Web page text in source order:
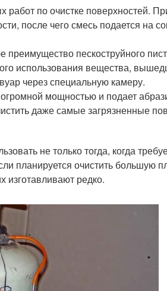
по очистке поверхностей.
после чего смесь подается на
пескоструйного
использования вещества,
через специальную камеру.
мощностью и подает
даже самые загрязненные
не только тогда, когда
планируется очистить большую
изготавливают редко.